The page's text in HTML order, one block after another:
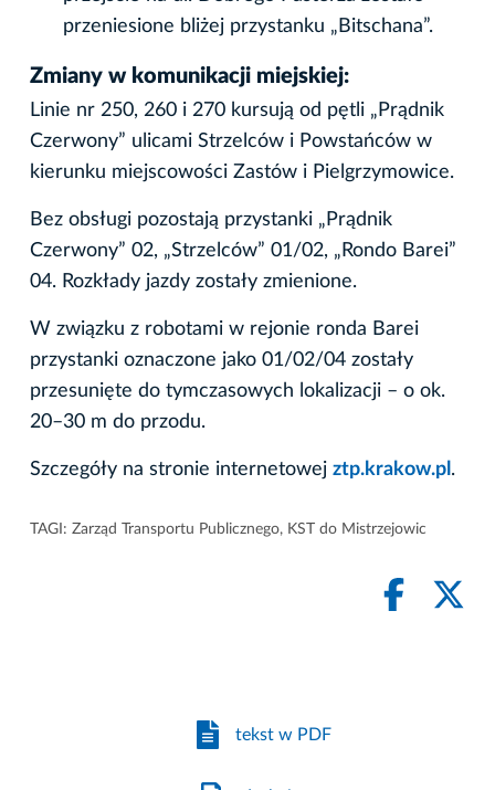
przeniesione bliżej przystanku „Bitschana”.
Zmiany w komunikacji miejskiej:
Linie nr 250, 260 i 270 kursują od pętli „Prądnik
Czerwony” ulicami Strzelców i Powstańców w
kierunku miejscowości Zastów i Pielgrzymowice.
Bez obsługi pozostają przystanki „Prądnik
Czerwony” 02, „Strzelców” 01/02, „Rondo Barei”
04. Rozkłady jazdy zostały zmienione.
W związku z robotami w rejonie ronda Barei
przystanki oznaczone jako 01/02/04 zostały
przesunięte do tymczasowych lokalizacji – o ok.
20–30 m do przodu.
Szczegóły na stronie internetowej ztp.krakow.pl .
TAGI: Zarząd Transportu Publicznego, KST do Mistrzejowic
tekst w PDF